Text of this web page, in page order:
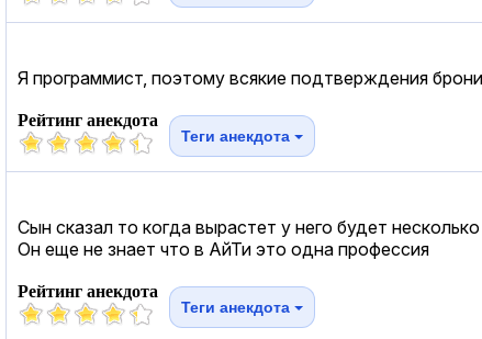
Я программист, поэтому всякие подтверждения
Рейтинг анекдота
Теги анекдота
Сын сказал то когда вырастет у него будет
Он еще не знает что в АйТи это одна профессия
Рейтинг анекдота
Теги анекдота